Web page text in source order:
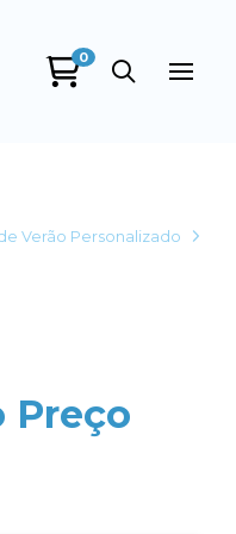
0
Verão Personalizado
Preço